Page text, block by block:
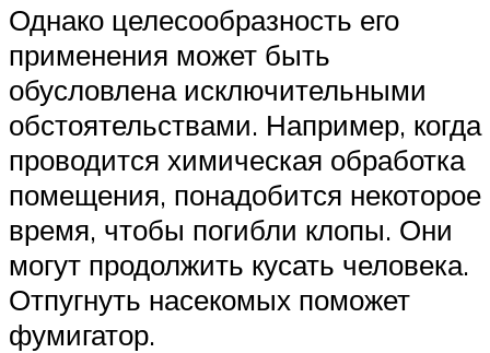
Однако целесообразность его
применения может быть
обусловлена исключительными
обстоятельствами. Например, когда
проводится химическая обработка
помещения, понадобится некоторое
время, чтобы погибли клопы. Они
могут продолжить кусать человека.
Отпугнуть насекомых поможет
фумигатор.